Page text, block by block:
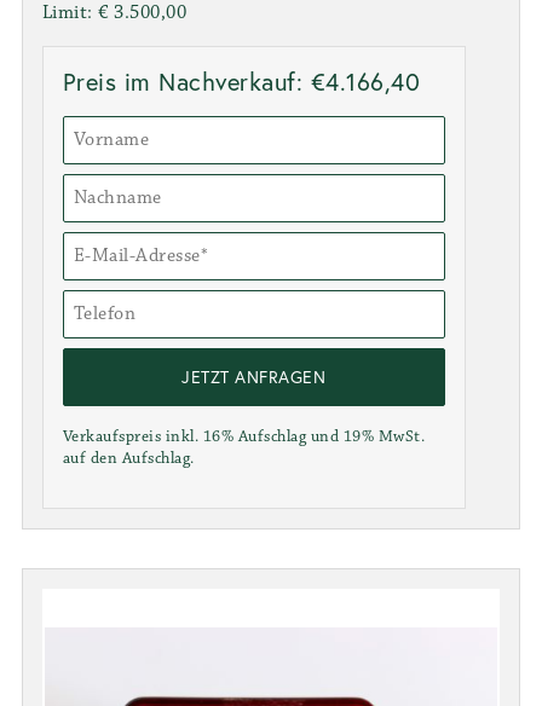
Limit: € 3.500,00
Preis im Nachverkauf: €4.166,40
JETZT ANFRAGEN
Verkaufspreis inkl. 16% Aufschlag und 19% MwSt.
auf den Aufschlag.